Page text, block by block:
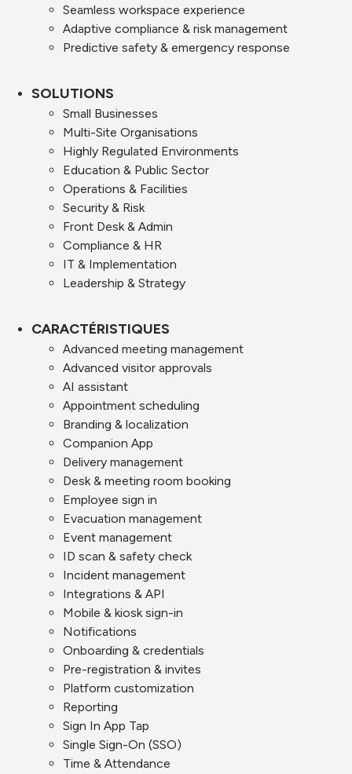
Seamless workspace experience
Adaptive compliance & risk management
Predictive safety & emergency response
SOLUTIONS
Small Businesses
Multi-Site Organisations
Highly Regulated Environments
Education & Public Sector
Operations & Facilities
Security & Risk
Front Desk & Admin
Compliance & HR
IT & Implementation
Leadership & Strategy
CARACTÉRISTIQUES
Advanced meeting management
Advanced visitor approvals
AI assistant
Appointment scheduling
Branding & localization
Companion App
Delivery management
Desk & meeting room booking
Employee sign in
Evacuation management
Event management
ID scan & safety check
Incident management
Integrations & API
Mobile & kiosk sign-in
Notifications
Onboarding & credentials
Pre-registration & invites
Platform customization
Reporting
Sign In App Tap
Single Sign-On (SSO)
Time & Attendance